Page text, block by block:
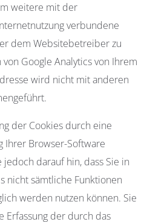
weitere mit der
verbundene
dem Websitebetreiber zu
Google Analytics von Ihrem
wird nicht mit anderen
der Cookies durch eine
Ihrer Browser-Software
darauf hin, dass Sie in
nicht sämtliche Funktionen
werden nutzen können. Sie
Erfassung der durch das